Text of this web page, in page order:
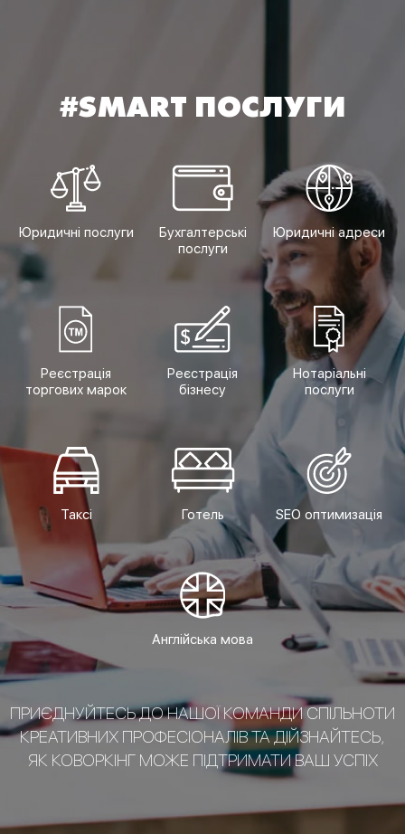
#SMART ПОСЛУГИ
Юридичні послуги
Бухгалтерські
послуги
Юридичні адреси
Реєстрація
торгових марок
Реєстрація
бізнесу
Нотаріальні
послуги
Таксі Готель SEO оптимизація
Англійська мова
ПРИЄДНУЙТЕСЬ ДО НАШОЇ КОМАНДИ СПІЛЬНОТИ
КРЕАТИВНИХ ПРОФЕСІОНАЛІВ ТА ДІЙЗНАЙТЕСЬ,
ЯК КОВОРКІНГ МОЖЕ ПІДТРИМАТИ ВАШ УСПІХ